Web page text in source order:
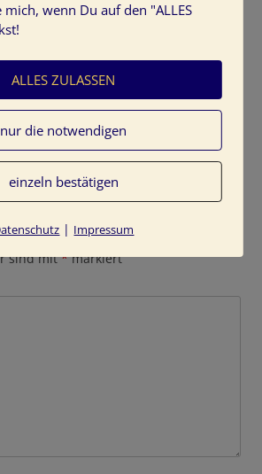
sind mit*markiert
wenn Du auf den "ALLES
ALLES ZULASSEN
nur die notwendigen
einzeln bestätigen
| Impressum